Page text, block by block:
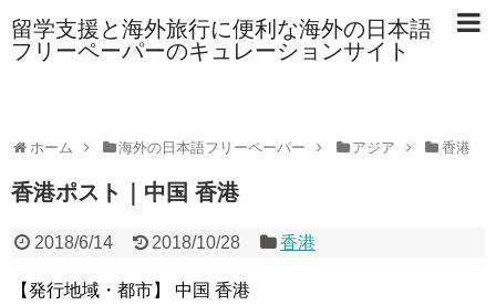
留学支援と海外旅行に便利な海外の日本語
フリーペーパーのキュレーションサイト
ホーム 海外の日本語フリーペーパー アジア 香港
香港ポスト｜中国 香港
2018/6/14 2018/10/28 香港
【発行地域・都市】 中国 香港